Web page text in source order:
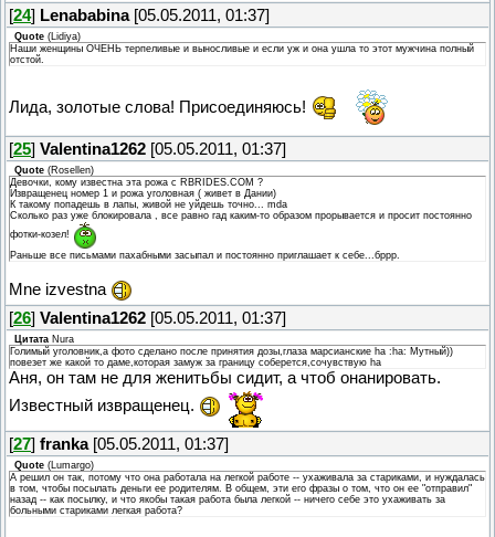
[24] Lenababina[05.05.2011, 01:37]
Quote ( Lidiya)
Наши женщины ОЧЕНЬ терпеливые и выносливые и если уж и она ушла то этот мужчина полный
отстой.
Лида, золотые слова! Присоединяюсь!
[25] Valentina1262 [05.05.2011, 01:37]
Quote (Rosellen)
Девочки, кому известна эта рожа с RBRIDES.COM ?
Извращенец номер 1 и рожа уголовная ( живет в Дании)
К такому попадешь в лапы, живой не уйдешь точно... mda
Сколько раз уже блокировала , все равно гад каким-то образом прорывается и просит постоянно
фотки-козел!
Раньше все письмами пахабными засыпал и постоянно приглашает к себе...бррр.
Mne izvestna
[26] Valentina1262 [05.05.2011, 01:37]
Цитата Nura
Голимый уголовник,а фото сделано после принятия дозы,глаза марсианские ha :ha: Мутный))
повезет же какой то даме,которая замуж за границу соберется,сочувствую ha
Аня, он там не для женитьбы сидит, а чтоб онанировать.
Известный извращенец.
[27] franka[05.05.2011, 01:37]
Quote ( Lumargo)
А решил он так, потому что она работала на легкой работе -- ухаживала за стариками, и нуждалась
в том, чтобы посылать деньги ее родителям. В общем, эти его фразы о том, что он ее "отправил"
назад -- как посылку, и что якобы такая работа была легкой -- ничего себе это ухаживать за
больными стариками легкая работа?